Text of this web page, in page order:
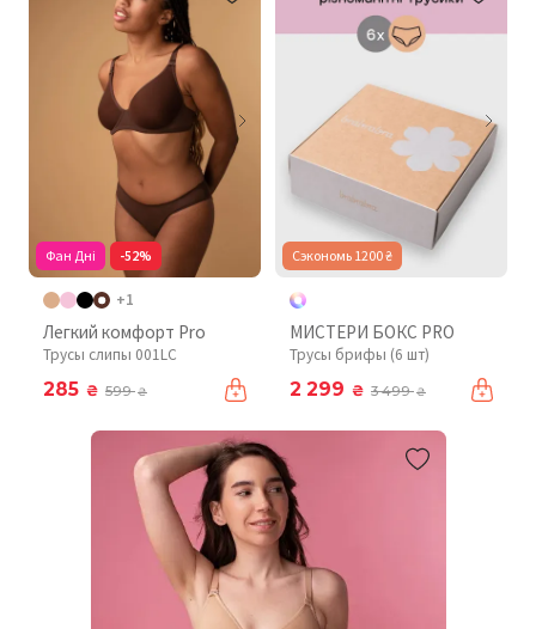
Фан Дні -52%
+1
Легкий комфорт Pro
Трусы слипы 001LC
285 ₴ 599₴
Сэкономь 1200 ₴
МИСТЕРИ БОКС PRO
Трусы брифы (6 шт)
2 299 ₴ 3 499₴